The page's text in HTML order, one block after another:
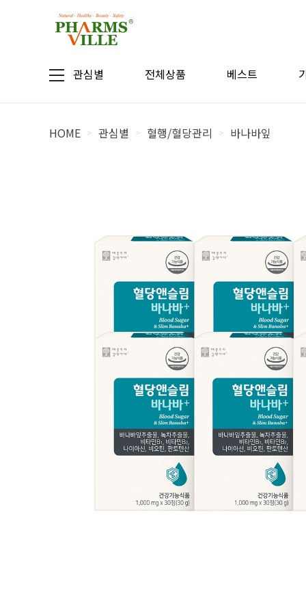
관심별 전체상품 베스트
HOME > 관심별 > 혈행/혈당관리 > 바나바잎